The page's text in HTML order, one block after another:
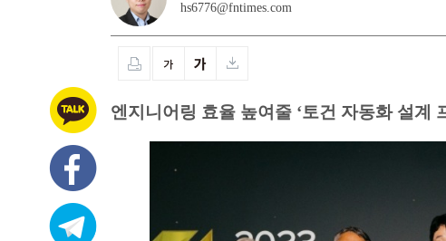
hs6776@fntimes.com
엔지니어링 효율 높여줄 ‘토건 자동화 설계